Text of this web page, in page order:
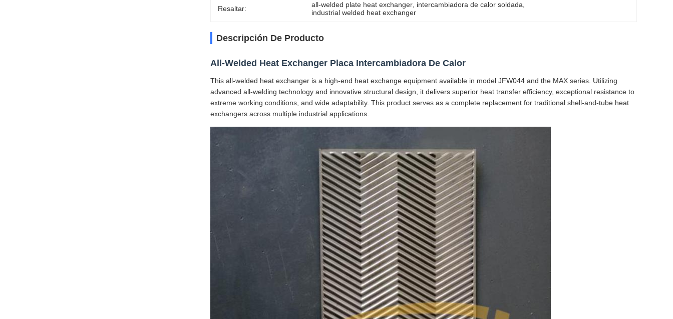
Resaltar: all-welded plate heat exchanger intercambiadora de calor soldada
industrial welded heat exchanger
Descripción De Producto
All-Welded Heat Exchanger Placa Intercambiadora De Calor
This all-welded heat exchanger is a high-end heat exchange equipment available in model JFW044 and the MAX series. Utilizing
advanced all-welding technology and innovative structural design, it delivers superior heat transfer efficiency, exceptional resistance to
extreme working conditions, and wide adaptability. This product serves as a complete replacement for traditional shell-and-tube heat
exchangers across multiple industrial applications.